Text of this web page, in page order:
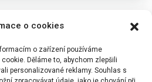
o cookies
o zařízení používáme
Děláme to, abychom zlepšili
personalizované reklamy. Souhlas s